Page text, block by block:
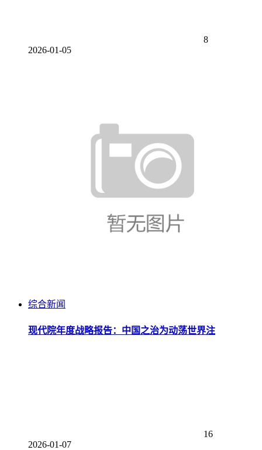
8
2026-01-05
综合新闻
现代院年度战略报告：中国之治为动荡世界注
16
2026-01-07